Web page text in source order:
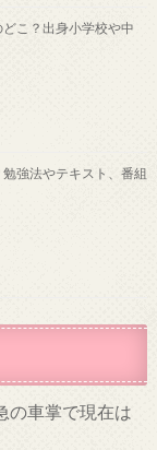
こ？出身小学校や中
強法やテキスト、番組
の車掌で現在は